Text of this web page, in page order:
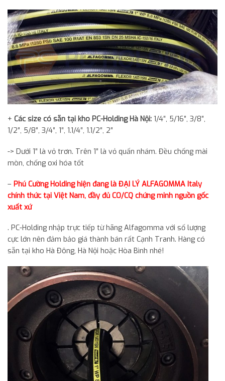
+ Các size có sẵn tại kho PC-Holding Hà Nội: 1/4″, 5/16″, 3/8″,
1/2″, 5/8″, 3/4″, 1″, 1.1/4″, 1.1/2″, 2″
-> Dưới 1″ là vỏ trơn. Trên 1″ là vỏ quấn nhám. Đều chống mài
mòn, chống oxi hóa tốt
– Phú Cường Holding hiện đang là ĐẠI LÝ ALFAGOMMA Italy
chính thức tại Việt Nam, đầy đủ CO/CQ chứng minh nguồn gốc
xuất xứ
. PC-Holding nhập trực tiếp từ hãng Alfagomma với số lượng
cực lớn nên đảm bảo giá thành bán rất Cạnh Tranh. Hàng có
sẵn tại kho Hà Đông, Hà Nội hoặc Hòa Bình nhé!